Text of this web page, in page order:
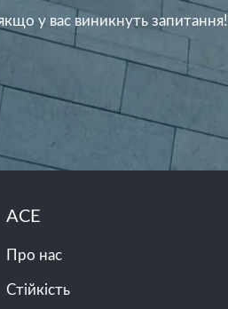
у вас виникнуть запитання!
ACE
Про нас
Стійкість